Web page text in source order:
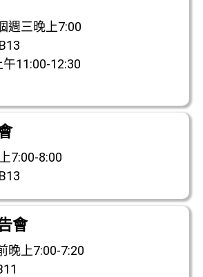
週三晚上7:00
11:00-12:30
7:00-8:00
會
晚上7:00-7:20